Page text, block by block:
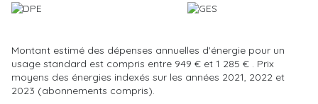
Montant estimé des dépenses annuelles d'énergie pour un
usage standard est compris entre 949 € et 1 285 € . Prix
moyens des énergies indexés sur les années 2021, 2022 et
2023 (abonnements compris).